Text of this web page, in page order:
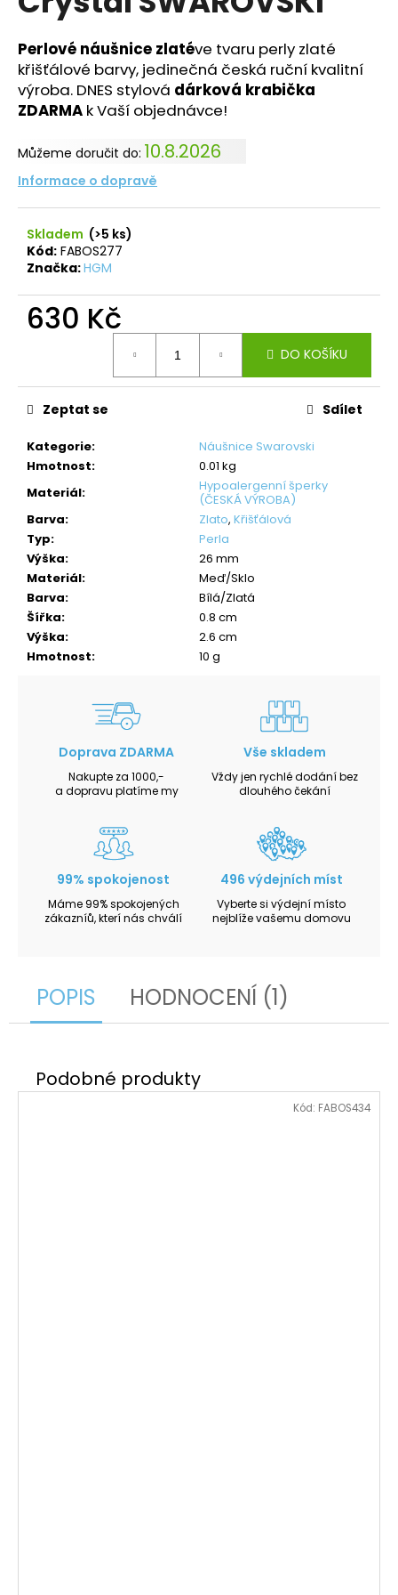
z
hvězdiček.
Perlové náušnice zlatéve tvaru perly zlaté
křišťálové barvy, jedinečná česká ruční kvalitní
výroba. DNES stylová dárková krabička
ZDARMA k Vaší objednávce!
Můžeme doručit do: 10.8.2026
Informace o dopravě
Skladem (>5 ks)
Kód: FABOS277
Značka:HGM
630 Kč
DO KOŠÍKU
Kategorie:
Náušnice Swarovski
Hmotnost:
0.01 kg
Materiál:
Hypoalergenní šperky
(ČESKÁ VÝROBA)
Barva: Zlato, Křišťálová
Typ:
Perla
Výška:
26 mm
Materiál:
Meď/Sklo
Barva:
Bílá/Zlatá
Šířka:
0.8 cm
Výška:
2.6 cm
Hmotnost: 10 g
Zeptat se Sdílet
Doprava ZDARMA
Nakupte za 1000,-
a dopravu platíme my
Vše skladem
Vždy jen rychlé dodání bez
dlouhého čekání
99% spokojenost
Máme 99% spokojených
zákazníů, kterí nás chválí
496 výdejních míst
Vyberte si výdejní místo
nejblíže vašemu domovu
POPIS HODNOCENÍ (1)
Kód: FABOS434
j
e
m
e
NÁHRDELNÍK
STŘAPCE
SWAROVSKI
710
Kč